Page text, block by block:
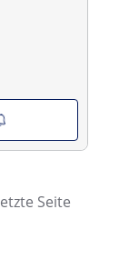
Seite